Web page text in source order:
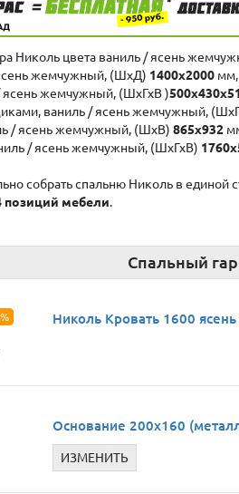
Николь цвета ваниль / ясень
жемчужный, (ШхД) 1400х2000 мм,
ясень жемчужный, (ШхГхВ )
ваниль / ясень жемчужный,
/ ясень жемчужный, (ШхВ) 865x932
/ ясень жемчужный, (ШхГхВ)
собрать спальню Николь в единой
позиций мебели.
Спальный
Николь Кровать 1600
Основание 200x160
ИЗМЕНИТЬ